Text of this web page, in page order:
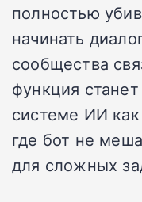
полностью
начинать
сообщества
функция
системе ИИ
где бот не
для сложных